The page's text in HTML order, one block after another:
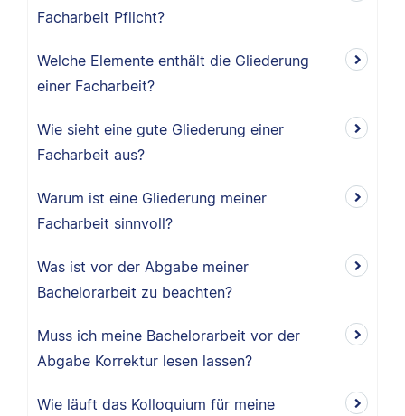
Facharbeit Pflicht?
Welche Elemente enthält die Gliederung
einer Facharbeit?
Wie sieht eine gute Gliederung einer
Facharbeit aus?
Warum ist eine Gliederung meiner
Facharbeit sinnvoll?
Was ist vor der Abgabe meiner
Bachelorarbeit zu beachten?
Muss ich meine Bachelorarbeit vor der
Abgabe Korrektur lesen lassen?
Wie läuft das Kolloquium für meine